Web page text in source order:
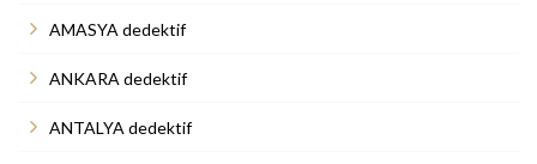
AMASYA dedektif
ANKARA dedektif
ANTALYA dedektif